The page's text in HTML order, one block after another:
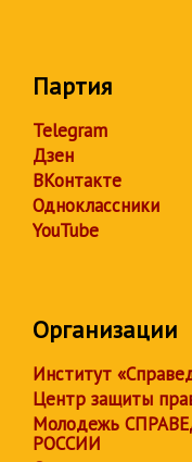
Партия
Telegram
Дзен
ВКонтакте
Одноклассники
YouTube
Организации
Институт
Центр защиты
Молодежь
РОССИИ